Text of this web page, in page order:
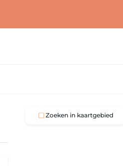
Zoeken in kaartgebied